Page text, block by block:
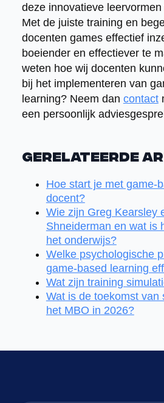
deze innovatieve
Met de juiste training en
docenten games effectief
boeiender en effectiever te
weten hoe wij docenten
bij het implementeren van
learning? Neem dan contact
een persoonlijk
Gerelateerde
Hoe start je met game-
docent?
Wie zijn Greg Kearsley
Shneiderman en wat is
het onderwijs?
Welke psychologische
game-based learning
Wat zijn training
Wat is de toekomst van
het MBO in 2026?